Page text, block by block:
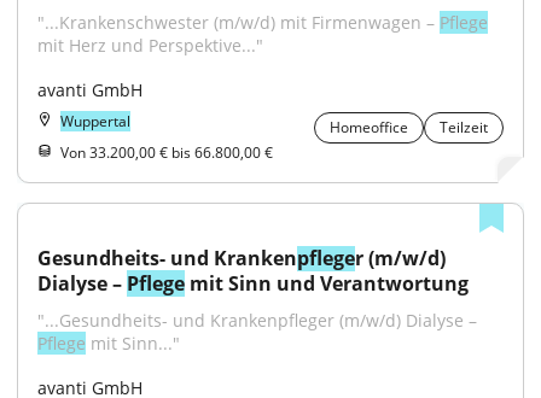
"...Krankenschwester (m/w/d) mit Firmenwagen – Pflege
mit Herz und Perspektive..."
avanti GmbH
Wuppertal Homeoffice
Teilzeit
Von 33.200,00 € bis 66.800,00 €
Gesundheits- und Krankenpfleger (m/w/d)
Dialyse – Pflege mit Sinn und Verantwortung
Pflege mit Sinn..."
avanti GmbH